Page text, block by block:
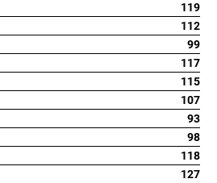
119
112
99
117
115
107
93
98
118
127